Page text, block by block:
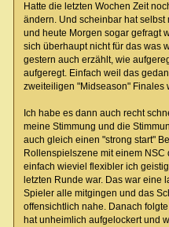
Hatte die letzten Wochen Zeit
ändern. Und scheinbar hat
und heute Morgen sogar gefragt
sich überhaupt nicht für das was
gestern auch erzählt, wie
aufgeregt. Einfach weil das
zweiteiligen "Midseason" Finales
Ich habe es dann auch recht
meine Stimmung und die
auch gleich einen "strong start"
Rollenspielszene mit einem
einfach wieviel flexibler ich
letzten Runde war. Das war eine
Spieler alle mitgingen und das
offensichtlich nahe. Danach
hat unheimlich aufgelockert und